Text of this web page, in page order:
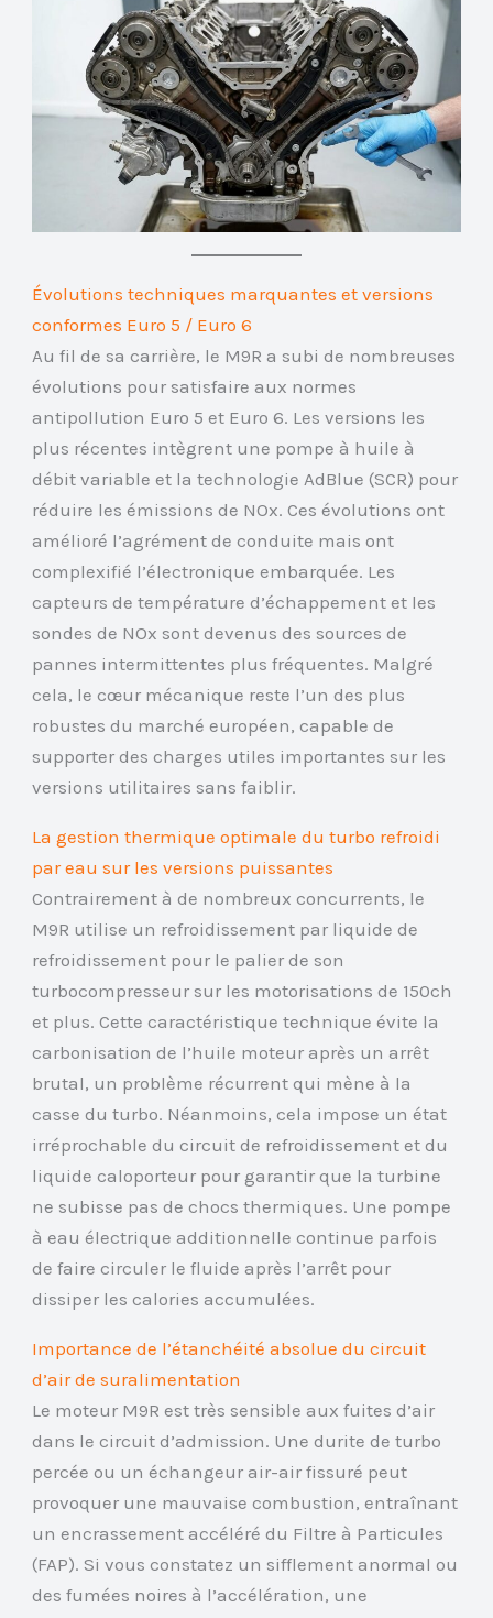
Évolutions techniques marquantes et versions
conformes Euro 5 / Euro 6
Au fil de sa carrière, le M9R a subi de nombreuses
évolutions pour satisfaire aux normes
antipollution Euro 5 et Euro 6. Les versions les
plus récentes intègrent une pompe à huile à
débit variable et la technologie AdBlue (SCR) pour
réduire les émissions de NOx. Ces évolutions ont
amélioré l’agrément de conduite mais ont
complexifié l’électronique embarquée. Les
capteurs de température d’échappement et les
sondes de NOx sont devenus des sources de
pannes intermittentes plus fréquentes. Malgré
cela, le cœur mécanique reste l’un des plus
robustes du marché européen, capable de
supporter des charges utiles importantes sur les
versions utilitaires sans faiblir.
La gestion thermique optimale du turbo refroidi
par eau sur les versions puissantes
Contrairement à de nombreux concurrents, le
M9R utilise un refroidissement par liquide de
refroidissement pour le palier de son
turbocompresseur sur les motorisations de 150ch
et plus. Cette caractéristique technique évite la
carbonisation de l’huile moteur après un arrêt
brutal, un problème récurrent qui mène à la
casse du turbo. Néanmoins, cela impose un état
irréprochable du circuit de refroidissement et du
liquide caloporteur pour garantir que la turbine
ne subisse pas de chocs thermiques. Une pompe
à eau électrique additionnelle continue parfois
de faire circuler le fluide après l’arrêt pour
dissiper les calories accumulées.
Importance de l’étanchéité absolue du circuit
d’air de suralimentation
Le moteur M9R est très sensible aux fuites d’air
dans le circuit d’admission. Une durite de turbo
percée ou un échangeur air-air fissuré peut
provoquer une mauvaise combustion, entraînant
un encrassement accéléré du Filtre à Particules
(FAP). Si vous constatez un sifflement anormal ou
des fumées noires à l’accélération, une